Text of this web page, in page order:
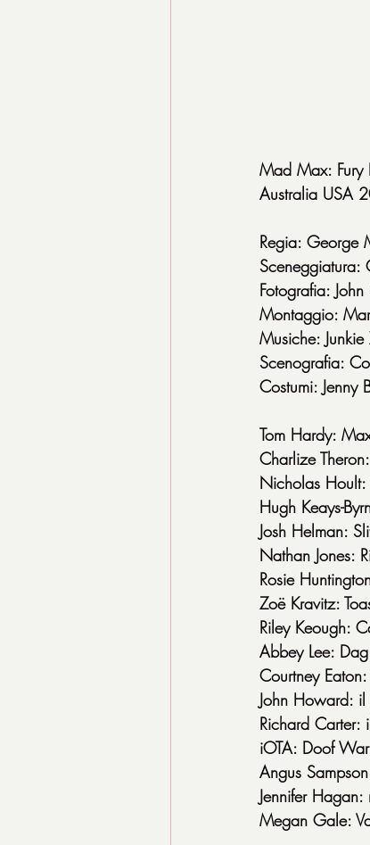
Mad Max: Fury
Australia USA
Regia: George
Sceneggiatura:
Fotografia: John
Montaggio:
Musiche: Junkie
Scenografia:
Costumi: Jenny
Tom Hardy:
Charlize
Nicholas
Hugh Keays-
Josh Helman:
Nathan Jones:
Rosie
Zoë Kravitz:
Riley Keough:
Abbey Lee: Dag
Courtney
John Howard:
Richard Carter:
iOTA: Doof
Angus
Jennifer
Megan Gale: